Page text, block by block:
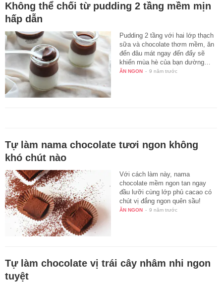
Không thể chối từ pudding 2 tầng mềm mịn
hấp dẫn
Pudding 2 tầng với hai lớp thạch
sữa và chocolate thơm mềm, ăn
đến đâu mát ngay đến đấy sẽ
khiến mùa hè của bạn dường…
ĂN NGON - 9 năm trước
Tự làm nama chocolate tươi ngon không
khó chút nào
Với cách làm này, nama
chocolate mềm ngon tan ngay
đầu lưỡi cùng lớp phủ cacao có
chút vị đắng ngon quên sầu!
ĂN NGON - 9 năm trước
Tự làm chocolate vị trái cây nhâm nhi ngon
tuyệt